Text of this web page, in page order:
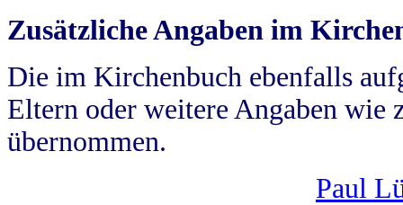
Zusätzliche Angaben im
Die im Kirchenbuch ebenfalls
Eltern oder weitere Angaben wie
übernommen.
Paul